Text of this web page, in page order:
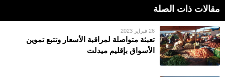
مقالات ذات الصلة
26 فبراير 2023
تعبئة متواصلة لمراقبة الأسعار وتتبع تموين
الأسواق بإقليم ميدلت